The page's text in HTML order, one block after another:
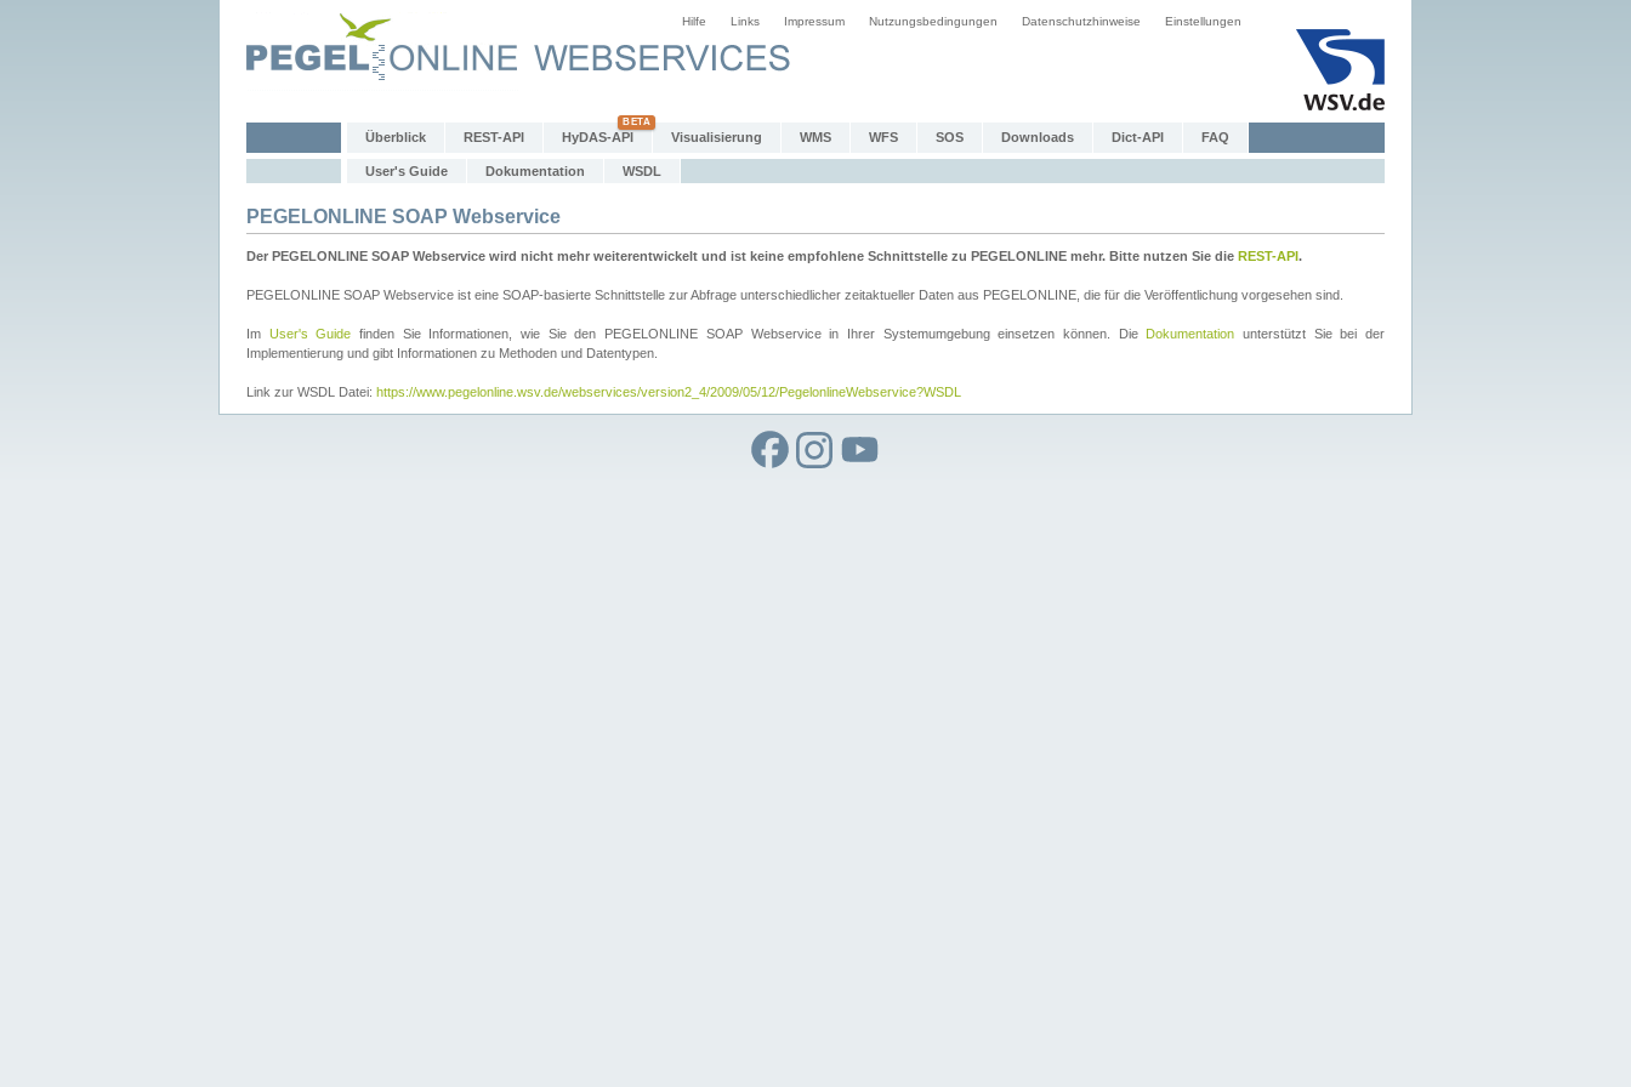
Hilfe Links Impressum Nutzungsbedingungen Datenschutzhinweise Einstellungen
Überblick REST-API HyDAS-API Visualisierung WMS WFS SOS Downloads Dict-API FAQ
User's Guide Dokumentation WSDL
PEGELONLINE SOAP Webservice
Der PEGELONLINE SOAP Webservice wird nicht mehr weiterentwickelt und ist keine empfohlene Schnittstelle zu PEGELONLINE mehr. Bitte nutzen Sie die REST-API.
PEGELONLINE SOAP Webservice ist eine SOAP-basierte Schnittstelle zur Abfrage unterschiedlicher zeitaktueller Daten aus PEGELONLINE, die für die Veröffentlichung vorgesehen sind.
Im User's Guide finden Sie Informationen, wie Sie den PEGELONLINE SOAP Webservice in Ihrer Systemumgebung einsetzen können. Die Dokumentation unterstützt Sie bei der
Implementierung und gibt Informationen zu Methoden und Datentypen.
Link zur WSDL Datei: https://www.pegelonline.wsv.de/webservices/version2_4/2009/05/12/PegelonlineWebservice?WSDL